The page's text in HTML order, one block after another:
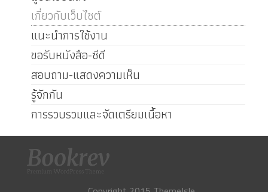
เกี่ยวกับเว็บไซต์
แนะนำการใช้งาน
ขอรับหนังสือ-ซีดี
สอบถาม-แสดงความเห็น
รู้จักกัน
การรวบรวมและจัดเตรียมเนื้อหา